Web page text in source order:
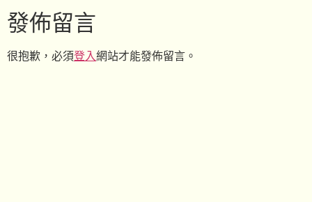
發佈留言
很抱歉，必須登入網站才能發佈留言。